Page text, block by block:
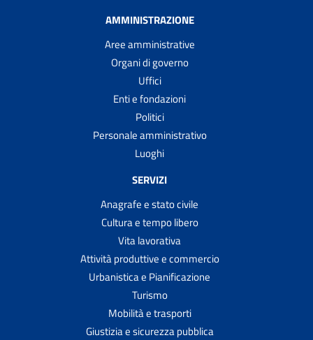
AMMINISTRAZIONE
Aree amministrative
Organi di governo
Uffici
Enti e fondazioni
Politici
Personale amministrativo
Luoghi
SERVIZI
Anagrafe e stato civile
Cultura e tempo libero
Vita lavorativa
Attività produttive e commercio
Urbanistica e Pianificazione
Turismo
Mobilità e trasporti
Giustizia e sicurezza pubblica